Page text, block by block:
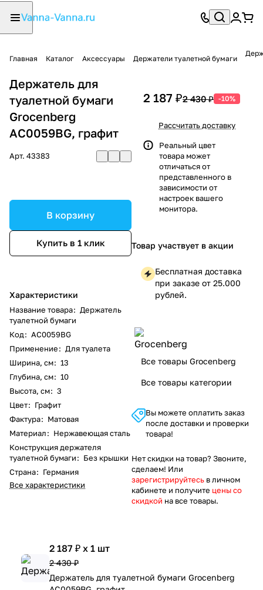
Главная Каталог Аксессуары Держатели туалетной бумаги
Держатель для
туалетной бумаги
Grocenberg
AC0059BG, графит
Арт. 43383
В корзину
Купить в 1 клик
Характеристики
Название товара: Держатель
туалетной бумаги
Код: AC0059BG
Применение: Для туалета
Ширина, см: 13
Глубина, см: 10
Высота, см: 3
Цвет: Графит
Фактура: Матовая
Материал: Нержавеющая сталь
Конструкция держателя
туалетной бумаги: Без крышки
Страна: Германия
Все характеристики
2 187 ₽2 430 ₽ -10%
Рассчитать доставку
Реальный цвет
товара может
отличаться от
представленного в
зависимости от
настроек вашего
монитора.
Товар участвует в акции
Бесплатная доставка
при заказе от 25.000
рублей.
Все товары Grocenberg
Все товары категории
Вы можете оплатить заказ
после доставки и проверки
товара!
Нет скидки на товар? Звоните,
сделаем! Или
зарегистрируйтесь в личном
кабинете и получите цены со
скидкой на все товары.
2 187 ₽ x 1 шт
2 430 ₽
Держатель для туалетной бумаги Grocenberg